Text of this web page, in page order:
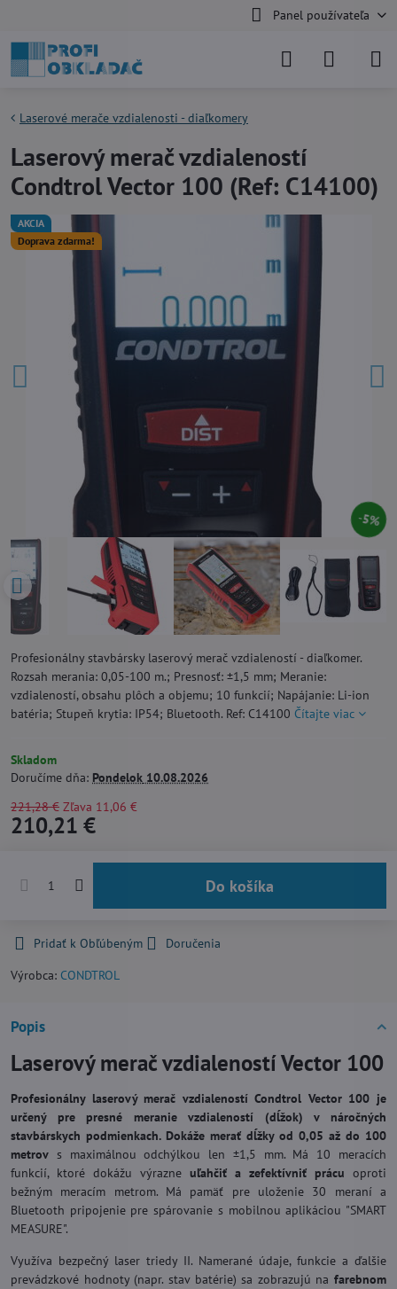
Panel používateľa
AKCIA
Doprava zdarma!
5%
Laserové merače vzdialenosti - diaľkomery
Laserový merač vzdialeností
Condtrol Vector 100 (Ref: C14100)
Profesionálny stavbársky laserový merač vzdialeností - diaľkomer.
Rozsah merania: 0,05-100 m.; Presnosť: ±1,5 mm; Meranie:
vzdialeností, obsahu plôch a objemu; 10 funkcií; Napájanie: Li-ion
batéria; Stupeň krytia: IP54; Bluetooth. Ref: C14100 Čítajte viac
Skladom
Doručíme dňa: Pondelok 10.08.2026
221,28 € Zľava 11,06 €
210,21 €
Do košíka
Pridať k Obľúbeným
Doručenia
Výrobca: CONDTROL
Popis
Laserový merač vzdialeností Vector 100
Profesionálny laserový merač vzdialeností Condtrol Vector 100 je
určený pre presné meranie vzdialeností (dĺžok) v náročných
stavbárskych podmienkach. Dokáže merať dĺžky od 0,05 až do 100
metrov s maximálnou odchýlkou len ±1,5 mm. Má 10 meracích
funkcií, ktoré dokážu výrazne uľahčiť a zefektívniť prácu oproti
bežným meracím metrom. Má pamäť pre uloženie 30 meraní a
Bluetooth pripojenie pre spárovanie s mobilnou aplikáciou "SMART
MEASURE".
Využíva bezpečný laser triedy II. Namerané údaje, funkcie a ďalšie
prevádzkové hodnoty (napr. stav batérie) sa zobrazujú na farebnom